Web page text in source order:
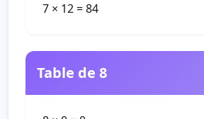
7 × 12 = 84
Table de 8